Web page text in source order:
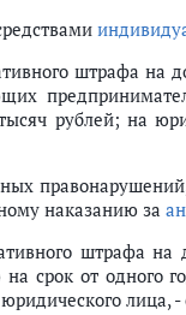
сведений и
выборов,
иностранного
и условий
и иной деятельности
периода и
участие в
требований
в защиту чести,
штрафа на
рублей; на
наказанию за
штрафа
срок от одного